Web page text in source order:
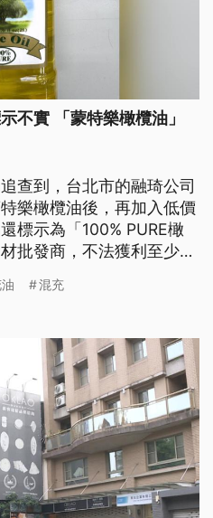
不實 「蒙特樂橄欖油」
查到，台北市的融琦公司
樂橄欖油後，再加入低價
標示為「100% PURE橄
批發商，不法獲利至少
混充